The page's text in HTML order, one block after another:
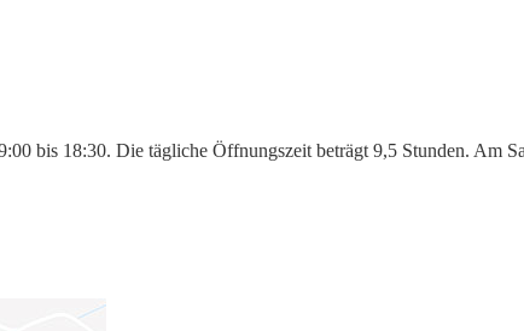
bis 18:30. Die tägliche Öffnungszeit beträgt 9,5 Stunden. Am